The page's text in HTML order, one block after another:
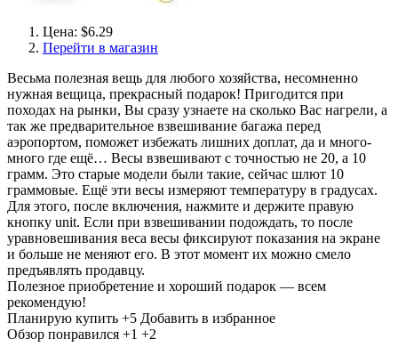
Цена: $6.29
Перейти в магазин
Весьма полезная вещь для любого хозяйства, несомненно
нужная вещица, прекрасный подарок! Пригодится при
походах на рынки, Вы сразу узнаете на сколько Вас нагрели, а
так же предварительное взвешивание багажа перед
аэропортом, поможет избежать лишних доплат, да и много-
много где ещё… Весы взвешивают с точностью не 20, а 10
грамм. Это старые модели были такие, сейчас шлют 10
граммовые. Ещё эти весы измеряют температуру в градусах.
Для этого, после включения, нажмите и держите правую
кнопку unit. Если при взвешивании подождать, то после
уравновешивания веса весы фиксируют показания на экране
и больше не меняют его. В этот момент их можно смело
предъявлять продавцу.
Полезное приобретение и хороший подарок — всем
рекомендую!
Планирую купить +5 Добавить в избранное
Обзор понравился +1 +2